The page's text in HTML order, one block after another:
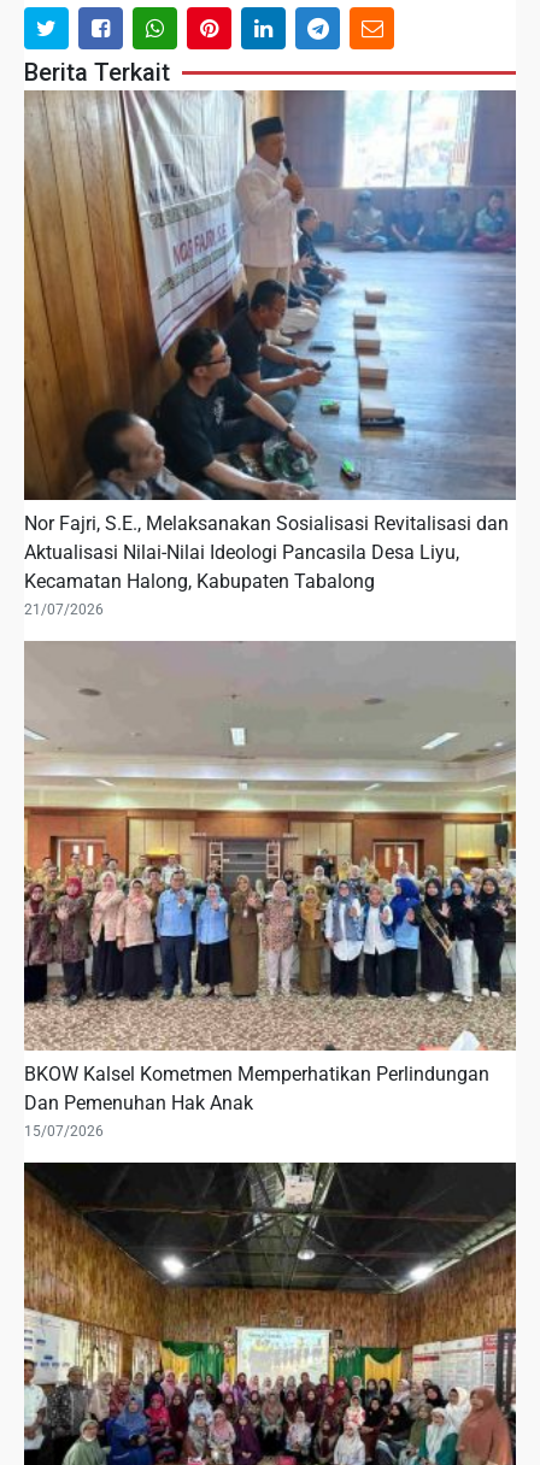
Berita Terkait
Nor Fajri, S.E., Melaksanakan Sosialisasi Revitalisasi dan
Aktualisasi Nilai-Nilai Ideologi Pancasila Desa Liyu,
Kecamatan Halong, Kabupaten Tabalong
21/07/2026
BKOW Kalsel Kometmen Memperhatikan Perlindungan
Dan Pemenuhan Hak Anak
15/07/2026